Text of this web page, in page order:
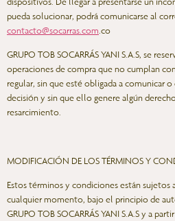
pueda solucionar, podrá comunicarse al
contacto@socarras.com.co
GRUPO TOB SOCARRÁS YANI S.A.S, se
operaciones de compra que no cumplan
regular, sin que esté obligada a comunicar
decisión y sin que ello genere algún
resarcimiento.
MODIFICACIÓN DE LOS TÉRMINOS Y
Estos términos y condiciones están sujetos
cualquier momento, bajo el principio de
GRUPO TOB SOCARRÁS YANI S.A.S y a